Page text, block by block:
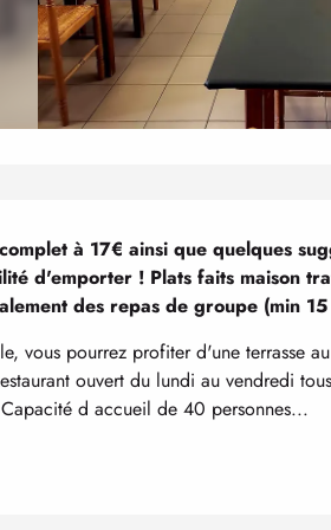
à 17€ ainsi que quelques
d'emporter ! Plats faits maison
des repas de groupe (min
vous pourrez profiter d'une terrasse
ouvert du lundi au vendredi
d accueil de 40 personnes...